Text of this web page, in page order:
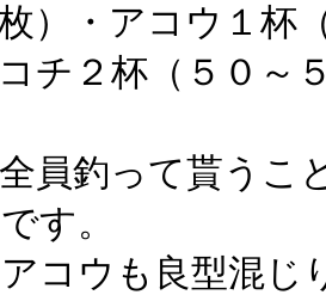
）・アコウ１杯
チ２杯（５０～
員釣って貰うこ
す。
コウも良型混じ